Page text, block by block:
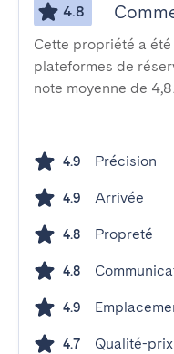
4.8
Cette propriété a
plateformes de
note moyenne de
4.9 Précision
4.9 Arrivée
4.8 Propreté
4.8
4.9
4.7 Qualité-prix